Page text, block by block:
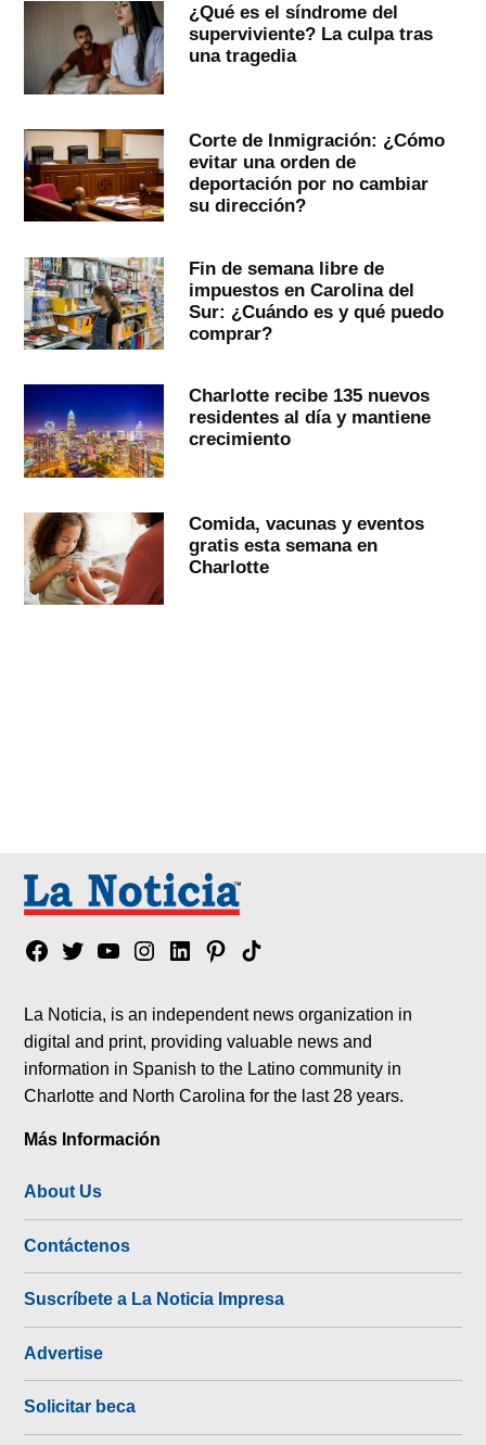
¿Qué es el síndrome del
superviviente? La culpa tras
una tragedia
Corte de Inmigración: ¿Cómo
evitar una orden de
deportación por no cambiar
su dirección?
Fin de semana libre de
impuestos en Carolina del
Sur: ¿Cuándo es y qué puedo
comprar?
Charlotte recibe 135 nuevos
residentes al día y mantiene
crecimiento
Comida, vacunas y eventos
gratis esta semana en
Charlotte
Facebook
TwitterYouTubeInstagram
LinkedinPinterest
Tik
La Noticia, is an independent news organization in
digital and print, providing valuable news and
information in Spanish to the Latino community in
Charlotte and North Carolina for the last 28 years.
Más Información
About Us
Contáctenos
Suscríbete a La Noticia Impresa
Advertise
Solicitar beca